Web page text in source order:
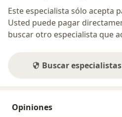
Este especialista sólo acepta
Usted puede pagar
buscar otro especialista que
Buscar
Opiniones